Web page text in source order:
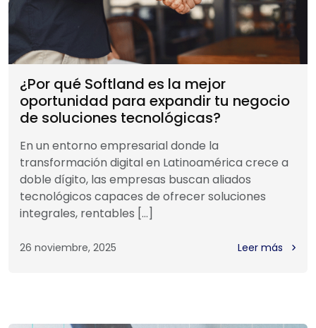
¿Por qué Softland es la mejor
oportunidad para expandir tu negocio
de soluciones tecnológicas?
En un entorno empresarial donde la
transformación digital en Latinoamérica crece a
doble dígito, las empresas buscan aliados
tecnológicos capaces de ofrecer soluciones
integrales, rentables […]
26 noviembre, 2025 Leer más